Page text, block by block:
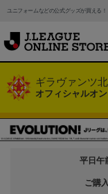
ユニフォームなどの公式グッズが買える！
ギラヴァンツ
オフィシャルオ
平日午
ご購